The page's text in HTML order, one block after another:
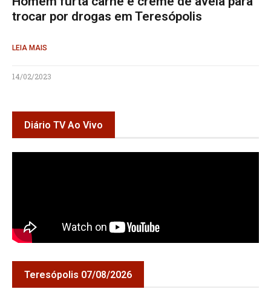
trocar por drogas em Teresópolis
LEIA MAIS
14/02/2023
Diário TV Ao Vivo
Teresópolis 07/08/2026